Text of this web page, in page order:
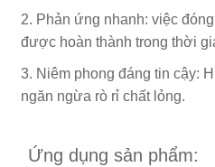
2. Phản ứng nhanh: việc
được hoàn thành trong thời
3. Niêm phong đáng tin cậy:
ngăn ngừa rò rỉ chất lỏng.
Ứng dụng sản phẩm: